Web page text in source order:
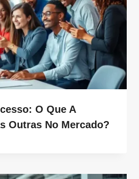
O Que A
Outras No Mercado?